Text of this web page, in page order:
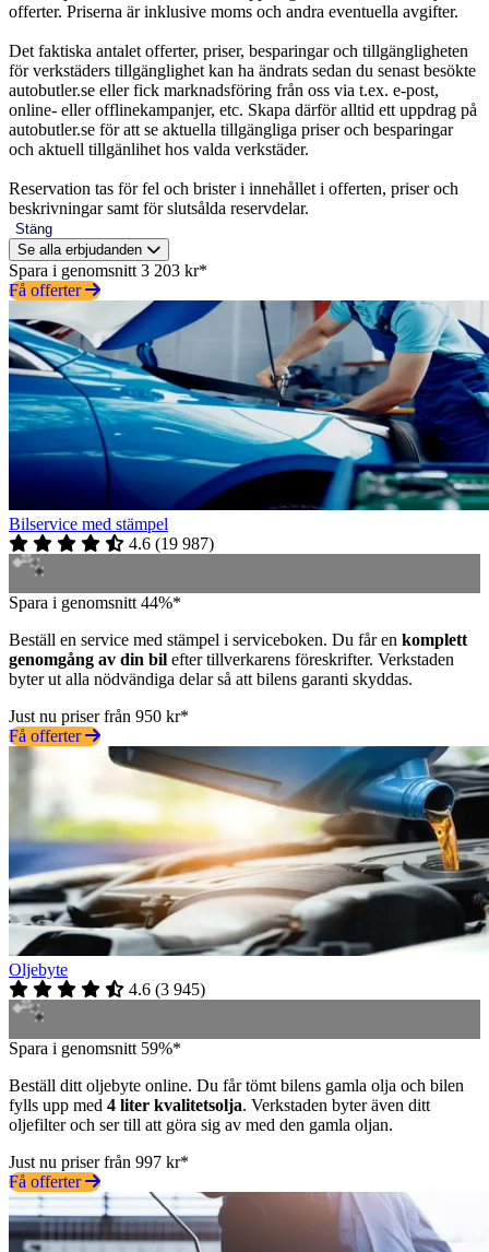
offerter. Priserna är inklusive moms och andra eventuella avgifter.
Det faktiska antalet offerter, priser, besparingar och tillgängligheten
för verkstäders tillgänglighet kan ha ändrats sedan du senast besökte
autobutler.se eller fick marknadsföring från oss via t.ex. e-post,
online- eller offlinekampanjer, etc. Skapa därför alltid ett uppdrag på
autobutler.se för att se aktuella tillgängliga priser och besparingar
och aktuell tillgänlihet hos valda verkstäder.
Reservation tas för fel och brister i innehållet i offerten, priser och
beskrivningar samt för slutsålda reservdelar.
Stäng
Se alla erbjudanden
Spara i genomsnitt 3 203 kr*
Få offerter
Bilservice med stämpel
4.6 (19 987)
Spara i genomsnitt 44%*
Beställ en service med stämpel i serviceboken. Du får en komplett
genomgång av din bil efter tillverkarens föreskrifter. Verkstaden
byter ut alla nödvändiga delar så att bilens garanti skyddas.
Just nu priser från 950 kr*
Få offerter
Oljebyte
4.6 (3 945)
Spara i genomsnitt 59%*
Beställ ditt oljebyte online. Du får tömt bilens gamla olja och bilen
fylls upp med 4 liter kvalitetsolja. Verkstaden byter även ditt
oljefilter och ser till att göra sig av med den gamla oljan.
Just nu priser från 997 kr*
Få offerter